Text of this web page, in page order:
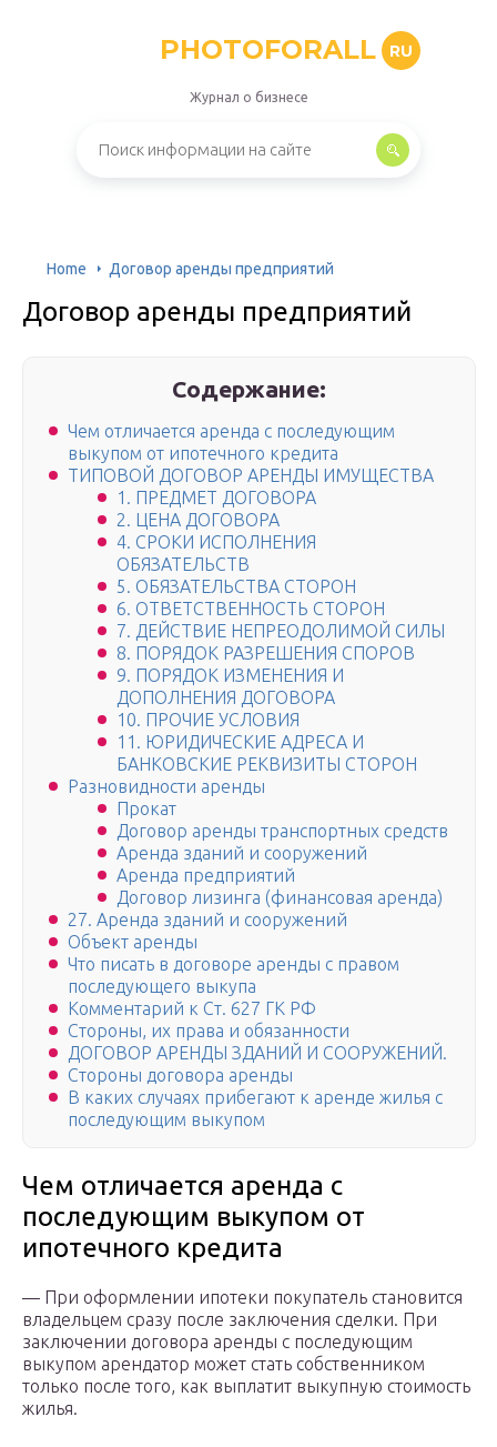
PHOTOFORALL RU
Журнал о бизнесе
Home Договор аренды предприятий
Договор аренды предприятий
Содержание:
Чем отличается аренда с последующим
выкупом от ипотечного кредита
ТИПОВОЙ ДОГОВОР АРЕНДЫ ИМУЩЕСТВА
1. ПРЕДМЕТ ДОГОВОРА
2. ЦЕНА ДОГОВОРА
4. СРОКИ ИСПОЛНЕНИЯ
ОБЯЗАТЕЛЬСТВ
5. ОБЯЗАТЕЛЬСТВА СТОРОН
6. ОТВЕТСТВЕННОСТЬ СТОРОН
7. ДЕЙСТВИЕ НЕПРЕОДОЛИМОЙ СИЛЫ
8. ПОРЯДОК РАЗРЕШЕНИЯ СПОРОВ
9. ПОРЯДОК ИЗМЕНЕНИЯ И
ДОПОЛНЕНИЯ ДОГОВОРА
10. ПРОЧИЕ УСЛОВИЯ
11. ЮРИДИЧЕСКИЕ АДРЕСА И
БАНКОВСКИЕ РЕКВИЗИТЫ СТОРОН
Разновидности аренды
Прокат
Договор аренды транспортных средств
Аренда зданий и сооружений
Аренда предприятий
Договор лизинга (финансовая аренда)
27. Аренда зданий и сооружений
Объект аренды
Что писать в договоре аренды с правом
последующего выкупа
Комментарий к Ст. 627 ГК РФ
Стороны, их права и обязанности
ДОГОВОР АРЕНДЫ ЗДАНИЙ И СООРУЖЕНИЙ.
Стороны договора аренды
В каких случаях прибегают к аренде жилья с
последующим выкупом
Чем отличается аренда с
последующим выкупом от
ипотечного кредита
— При оформлении ипотеки покупатель становится
владельцем сразу после заключения сделки. При
заключении договора аренды с последующим
выкупом арендатор может стать собственником
только после того, как выплатит выкупную стоимость
жилья.